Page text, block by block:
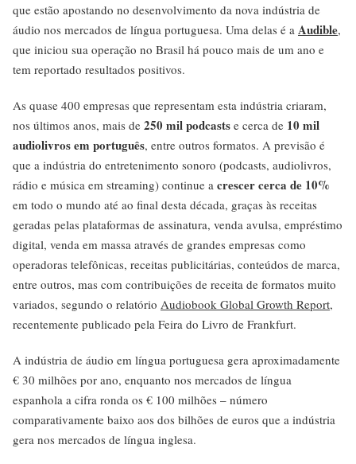
que estão apostando no desenvolvimento da nova indústria de
áudio nos mercados de língua portuguesa. Uma delas é a Audible,
que iniciou sua operação no Brasil há pouco mais de um ano e
tem reportado resultados positivos.
As quase 400 empresas que representam esta indústria criaram,
nos últimos anos, mais de 250 mil podcasts e cerca de 10 mil
audiolivros em português, entre outros formatos. A previsão é
que a indústria do entretenimento sonoro (podcasts, audiolivros,
rádio e música em streaming) continue a crescer cerca de 10%
em todo o mundo até ao final desta década, graças às receitas
geradas pelas plataformas de assinatura, venda avulsa, empréstimo
digital, venda em massa através de grandes empresas como
operadoras telefônicas, receitas publicitárias, conteúdos de marca,
entre outros, mas com contribuições de receita de formatos muito
variados, segundo o relatório Audiobook Global Growth Report,
recentemente publicado pela Feira do Livro de Frankfurt.
A indústria de áudio em língua portuguesa gera aproximadamente
€ 30 milhões por ano, enquanto nos mercados de língua
espanhola a cifra ronda os € 100 milhões – número
comparativamente baixo aos dos bilhões de euros que a indústria
gera nos mercados de língua inglesa.